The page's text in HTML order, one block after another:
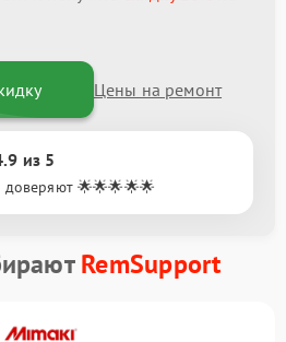
Цены на ремонт
из 5
доверяют 🌟🌟🌟🌟🌟
RemSupport